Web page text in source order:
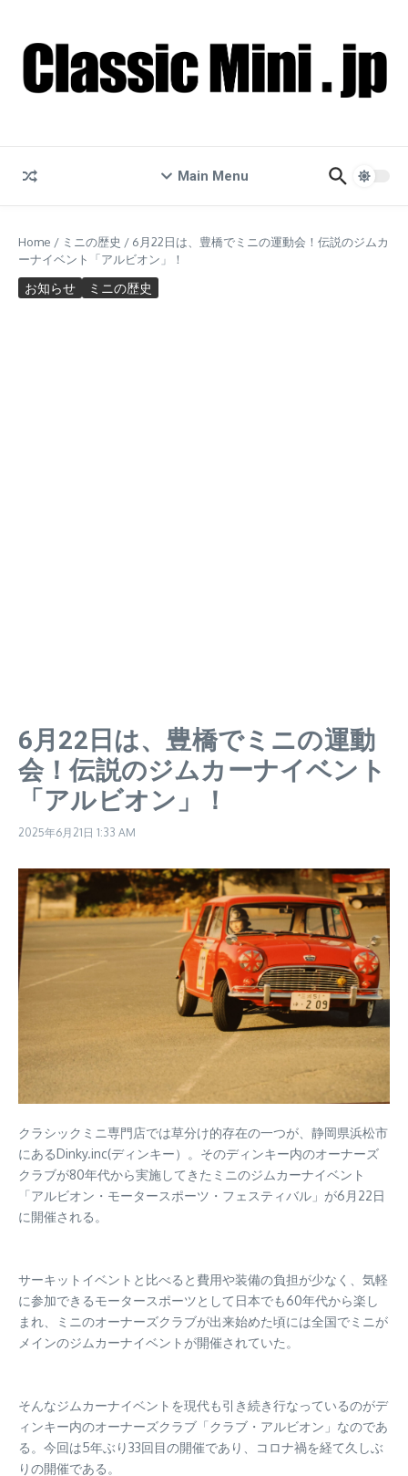
Main Menu
Home / ミニの歴史 / 6月22日は、豊橋でミニの運動会！伝説のジムカ
ーナイベント「アルビオン」！
お知らせ ミニの歴史
6月22日は、豊橋でミニの運動
会！伝説のジムカーナイベント
「アルビオン」！
2025年6月21日 1:33 AM
クラシックミニ専門店では草分け的存在の一つが、静岡県浜松市
にあるDinky.inc(ディンキー）。そのディンキー内のオーナーズ
クラブが80年代から実施してきたミニのジムカーナイベント
「アルビオン・モータースポーツ・フェスティバル」が6月22日
に開催される。
サーキットイベントと比べると費用や装備の負担が少なく、気軽
に参加できるモータースポーツとして日本でも60年代から楽し
まれ、ミニのオーナーズクラブが出来始めた頃には全国でミニが
メインのジムカーナイベントが開催されていた。
そんなジムカーナイベントを現代も引き続き行なっているのがデ
ィンキー内のオーナーズクラブ「クラブ・アルビオン」なのであ
る。今回は5年ぶり33回目の開催であり、コロナ禍を経て久しぶ
りの開催である。